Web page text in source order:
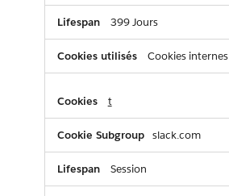
399 Jours
Cookies internes
t
slack.com
Session